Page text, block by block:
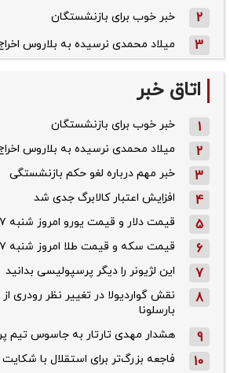
2 خبر خوب برای بازنشستگان
3 میلاد محمدی نرسیده به بلاروس
اتاق خبر
1 خبر خوب برای بازنشستگان
2 میلاد محمدی نرسیده به بلاروس
3 خبر مهم درباره لغو حکم بازنشستگی
4 افزایش اعتبار کالابرگ جدی شد
5 قیمت دلار و قیمت یورو امروز شنبه ۱۷ مرداد ۱۴۰۵ + جدول
6 قیمت سکه و قیمت طلا امروز شنبه ۱۷ مرداد ۱۴۰۵ + جدول
7 این لژیونر را دیگر پرسپولیسی بدانید
8
نقش گواردیولا در تغییر نظر رودری از
بارسلونا
9 هشدار مهدی تارتار به جاسوس تیم
10 فاجعه بزرگ‌تر برای استقلال با